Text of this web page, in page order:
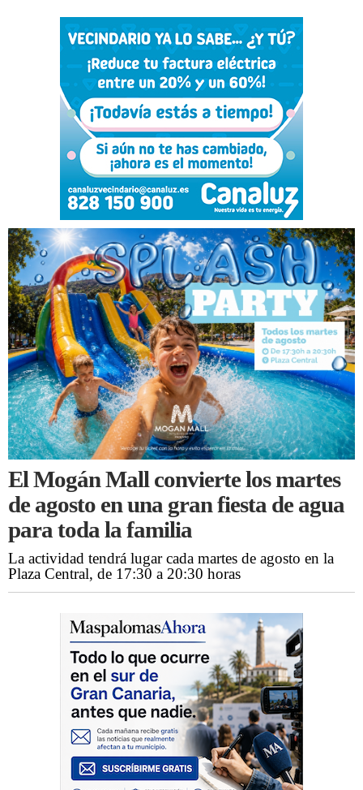
El Mogán Mall convierte los martes
de agosto en una gran fiesta de agua
para toda la familia
La actividad tendrá lugar cada martes de agosto en la
Plaza Central, de 17:30 a 20:30 horas